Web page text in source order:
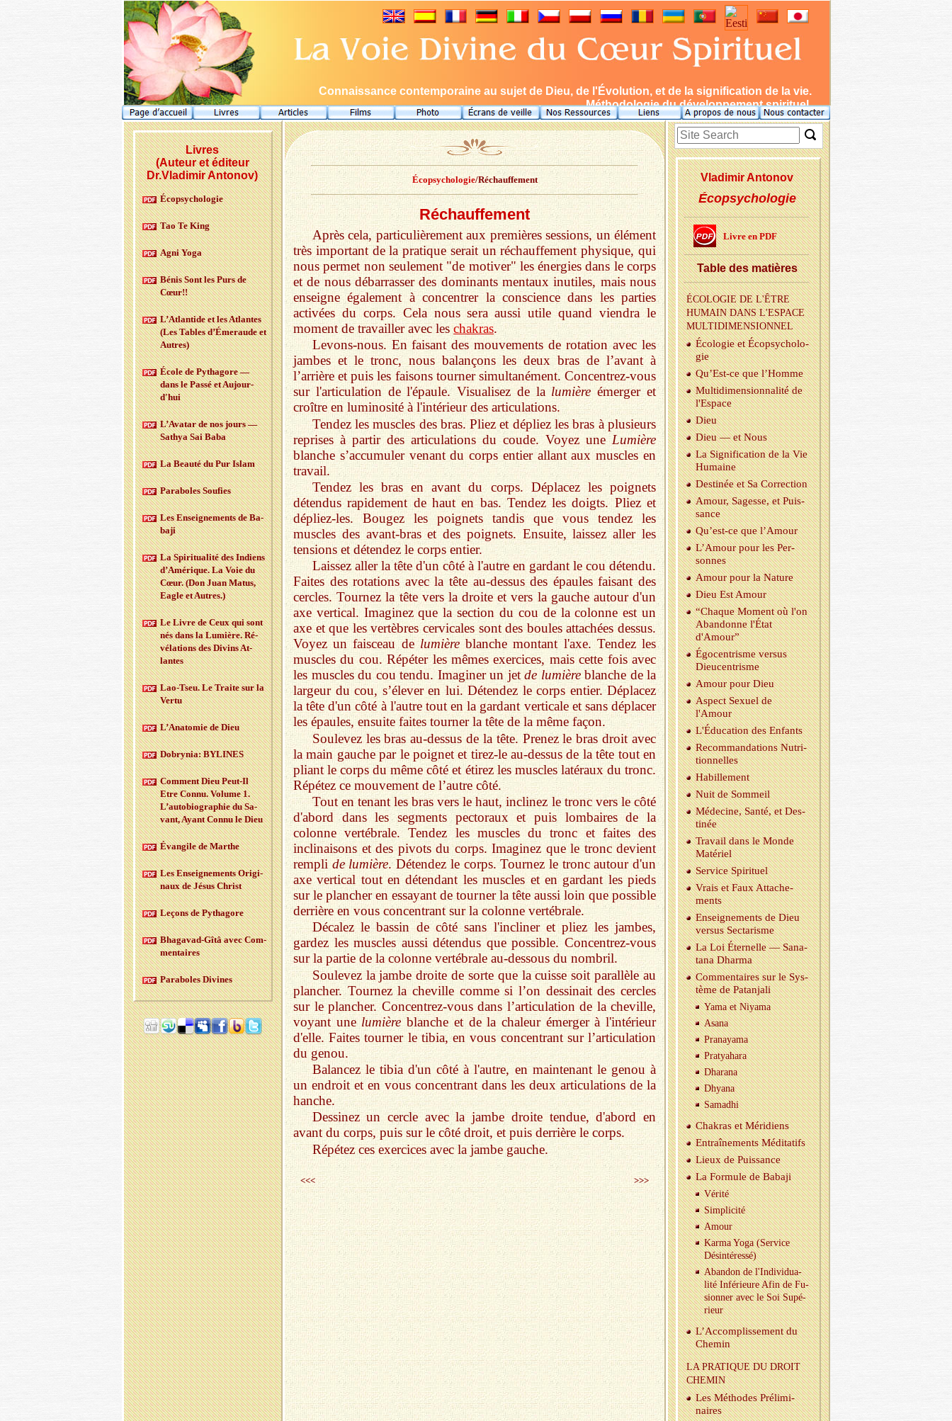
Connaissance contemporaine au sujet de Dieu, de l'Évolution, et de la signification de la vie.
Méthodologie du développement spirituel.
Écopsychologie/Réchauffement
Réchauffement
Après cela, particulièrement aux premières sessions, un élément
très important de la pratique serait un réchauffement physique, qui
nous permet non seulement "de motiver" les énergies dans le corps
et de nous débarrasser des dominants mentaux inutiles, mais nous
enseigne également à concentrer la conscience dans les parties
activées du corps. Cela nous sera aussi utile quand viendra le
moment de travailler avec leschakras.
Levons-nous. En faisant des mouvements de rotation avec les
jambes et le tronc, nous balançons les deux bras de l’avant à
l’arrière et puis les faisons tourner simultanément. Concentrez-vous
sur l'articulation de l'épaule. Visualisez de lalumière émerger et
croître en luminosité à l'intérieur des articulations.
Tendez les muscles des bras. Pliez et dépliez les bras à plusieurs
reprises à partir des articulations du coude. Voyez uneLumière
blanche s’accumuler venant du corps entier allant aux muscles en
travail.
Tendez les bras en avant du corps. Déplacez les poignets
détendus rapidement de haut en bas. Tendez les doigts. Pliez et
dépliez-les. Bougez les poignets tandis que vous tendez les
muscles des avant-bras et des poignets. Ensuite, laissez aller les
tensions et détendez le corps entier.
Laissez aller la tête d'un côté à l'autre en gardant le cou détendu.
Faites des rotations avec la tête au-dessus des épaules faisant des
cercles. Tournez la tête vers la droite et vers la gauche autour d'un
axe vertical. Imaginez que la section du cou de la colonne est un
axe et que les vertèbres cervicales sont des boules attachées dessus.
Voyez un faisceau delumièreblanche montant l'axe. Tendez les
muscles du cou. Répéter les mêmes exercices, mais cette fois avec
les muscles du cou tendu. Imaginer un jetde lumièreblanche de la
largeur du cou, s’élever en lui. Détendez le corps entier. Déplacez
la tête d'un côté à l'autre tout en la gardant verticale et sans déplacer
les épaules, ensuite faites tourner la tête de la même façon.
Soulevez les bras au-dessus de la tête. Prenez le bras droit avec
la main gauche par le poignet et tirez-le au-dessus de la tête tout en
pliant le corps du même côté et étirez les muscles latéraux du tronc.
Répétez ce mouvement de l’autre côté.
Tout en tenant les bras vers le haut, inclinez le tronc vers le côté
d'abord dans les segments pectoraux et puis lombaires de la
colonne vertébrale. Tendez les muscles du tronc et faites des
inclinaisons et des pivots du corps. Imaginez que le tronc devient
rempli de lumière. Détendez le corps. Tournez le tronc autour d'un
axe vertical tout en détendant les muscles et en gardant les pieds
sur le plancher en essayant de tourner la tête aussi loin que possible
derrière en vous concentrant sur la colonne vertébrale.
Décalez le bassin de côté sans l'incliner et pliez les jambes,
gardez les muscles aussi détendus que possible. Concentrez-vous
sur la partie de la colonne vertébrale au-dessous du nombril.
Soulevez la jambe droite de sorte que la cuisse soit parallèle au
plancher. Tournez la cheville comme si l’on dessinait des cercles
sur le plancher. Concentrez-vous dans l’articulation de la cheville,
voyant unelumièreblanche et de la chaleur émerger à l'intérieur
d'elle. Faites tourner le tibia, en vous concentrant sur l’articulation
du genou.
Balancez le tibia d'un côté à l'autre, en maintenant le genou à
un endroit et en vous concentrant dans les deux articulations de la
hanche.
Dessinez un cercle avec la jambe droite tendue, d'abord en
avant du corps, puis sur le côté droit, et puis derrière le corps.
Répétez ces exercices avec la jambe gauche.
<<< >>>
Vla­di­mir An­to­nov
Écopsychologie
Livre en PDF
Table des ma­tières
ÉCO­LO­GIE DE L'ÊTRE
HU­MAIN DANS L'ES­PACE
MUL­TI­DI­MEN­SION­NEL
Éco­lo­gie et Éco­psy­cho­lo­
gie
Qu’Est-ce que l’Homme
Mul­ti­di­men­sion­na­lité de
l'Es­pace
Dieu
Dieu — et Nous
La Si­gni­fi­ca­tion de la Vie
Hu­maine
Des­ti­née et Sa Cor­rec­tion
Amour, Sa­gesse, et Puis­
sance
Qu’est-ce que l’Amour
L’Amour pour les Per­
sonnes
Amour pour la Na­ture
Dieu Est Amour
“Chaque Mo­ment où l'on
Aban­donne l'État
d'Amour”
Égo­cen­trisme ver­sus
Dieu­cen­trisme
Amour pour Dieu
As­pect Sexuel de
l'Amour
L'Édu­ca­tion des En­fants
Re­com­man­da­tions Nu­tri­
tion­nelles
Ha­bille­ment
Nuit de Som­meil
Mé­de­cine, Santé, et Des­
ti­née
Tra­vail dans le Monde
Ma­té­riel
Ser­vice Spi­ri­tuel
Vrais et Faux At­ta­che­
ments
En­sei­gne­ments de Dieu
ver­sus Sec­ta­risme
La Loi Éter­nelle — Sa­na­
tana Dharma
Com­men­taires sur le Sys­
tème de Pa­tan­jali
Yama et Niyama
Asana
Pra­nayama
Pra­tya­hara
Dha­rana
Dhyana
Sa­madhi
Cha­kras et Mé­ri­diens
En­traî­ne­ments Mé­di­ta­tifs
Lieux de Puis­sance
La For­mule de Ba­baji
Vé­rité
Sim­pli­cité
Amour
Karma Yoga (Ser­vice
Dés­in­té­ressé)
Aban­don de l'In­di­vi­dua­
lité In­fé­rieure Afin de Fu­
sion­ner avec le Soi Su­pé­
rieur
L’Ac­com­plis­se­ment du
Che­min
LA PRA­TIQUE DU DROIT
CHE­MIN
Les Mé­thodes Pré­li­mi­
naires
Livres
(Auteur et éditeur
Dr.Vladimir Antonov)
Éco­psy­cho­lo­gie
Tao Te King
Agni Yoga
Bénis Sont les Purs de
Cœur!!
L’At­lan­tide et les At­lantes
(Les Tables d’Éme­raude et
Autres)
École de Py­tha­gore —
dans le Passé et Au­jour­
d'hui
L’Ava­tar de nos jours —
Sa­thya Sai Baba
La Beauté du Pur Islam
Pa­ra­boles Sou­fies
Les En­sei­gne­ments de Ba­
baji
La Spi­ri­tua­lité des In­diens
d’Amé­rique. La Voie du
Cœur. (Don Juan Matus,
Eagle et Autres.)
Le Livre de Ceux qui sont
nés dans la Lu­mière. Ré­
vé­la­tions des Di­vins At­
lantes
Lao-Tseu. Le Traite sur la
Vertu
L’Ana­to­mie de Dieu
Do­bry­nia: BY­LINES
Com­ment Dieu Peut-Il
Etre Connu. Vo­lume 1.
L’au­to­bio­gra­phie du Sa­
vant, Ayant Connu le Dieu
Évan­gile de Marthe
Les En­sei­gne­ments Ori­gi­
naux de Jésus Christ
Le­çons de Py­tha­gore
Bha­ga­vad-Gîtâ avec Com­
men­taires
Pa­ra­boles Di­vines